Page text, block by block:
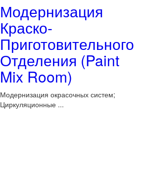
Модернизация
Краско-
Приготовительного
Отделения (Paint
Mix Room)
Модернизация окрасочных систем;
Циркуляционные ...